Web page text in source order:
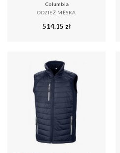
Columbia
ODZIEŻ MĘSKA
514.15 zł